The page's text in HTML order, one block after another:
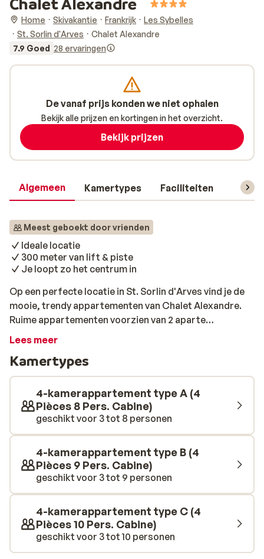
Home Skivakantie Frankrijk
Les Sybelles
St. Sorlin d'Arves
Chalet Alexandre
7.9 Goed 28 ervaringen
Algemeen Kamertypes Faciliteiten
Meest geboekt door vrienden
Ideale locatie
300 meter van lift & piste
Je loopt zo het centrum in
Op een perfecte locatie in St. Sorlin d'Arves vind je de
mooie, trendy appartementen van Chalet Alexandre.
Ruime appartementen voorzien van 2 aparte
slaapkamers en een sfeervolle woon/eetkamer, midden
skilift vind je op slechts 300 meter afstand. In de
directe omgeving zijn er voldoende winkels en
restaurants te vinden, waar je terecht kunt voor je
dagelijkse boodschappen of een lekker diner. Om de
dag heerlijk af te sluiten, kun je opwarmen in de
gemeenschappelijke sauna.
Lees meer
Kamertypes
4-kamerappartement type A (4
Pièces 8 Pers. Cabine)
geschikt voor 3 tot 8 personen
4-kamerappartement type B (4
Pièces 9 Pers. Cabine)
geschikt voor 3 tot 9 personen
4-kamerappartement type C (4
Pièces 10 Pers. Cabine)
geschikt voor 3 tot 10 personen
De vanaf prijs konden we niet ophalen
Bekijk alle prijzen en kortingen in het overzicht.
Bekijk prijzen